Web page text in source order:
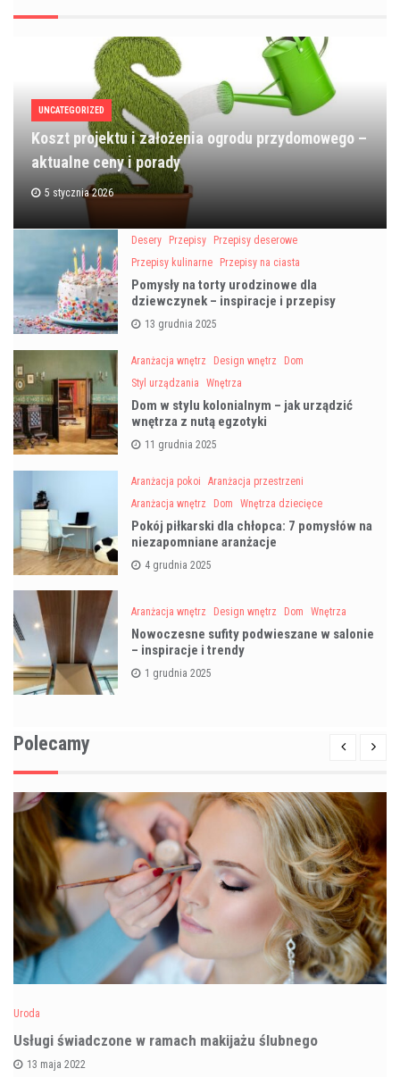
UNCATEGORIZED
Koszt projektu i założenia ogrodu przydomowego –
aktualne ceny i porady
5 stycznia 2026
Desery Przepisy
Przepisy deserowe
Przepisy kulinarne
Przepisy na ciasta
Pomysły na torty urodzinowe dla
dziewczynek – inspiracje i przepisy
13 grudnia 2025
Aranżacja wnętrz Design wnętrz
Dom
Styl urządzania
Wnętrza
Dom w stylu kolonialnym – jak urządzić
wnętrza z nutą egzotyki
11 grudnia 2025
Aranżacja pokoi
Aranżacja przestrzeni
Aranżacja wnętrz
Dom Wnętrza dziecięce
Pokój piłkarski dla chłopca: 7 pomysłów na
niezapomniane aranżacje
4 grudnia 2025
Aranżacja wnętrz Design wnętrz Dom Wnętrza
Nowoczesne sufity podwieszane w salonie
– inspiracje i trendy
1 grudnia 2025
Polecamy
Uroda
Usługi świadczone w ramach makijażu ślubnego
13 maja 2022